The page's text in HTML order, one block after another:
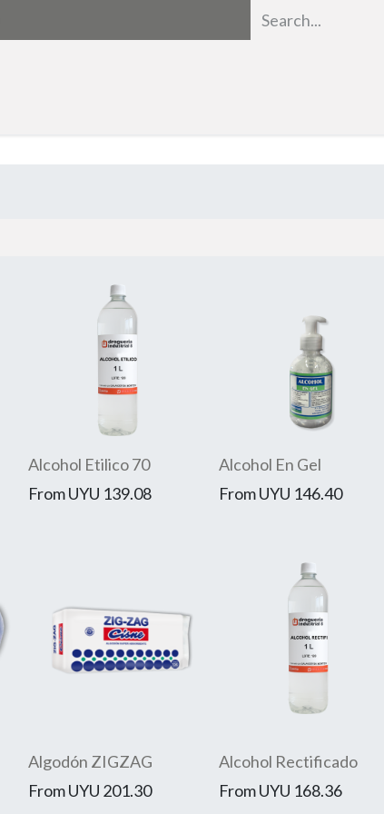
Alcohol Etilico 70
FromUYU 139.08
Alcohol En Gel
FromUYU 146.40
Algodón ZIGZAG
FromUYU 201.30
Alcohol Rectificado
FromUYU 168.36